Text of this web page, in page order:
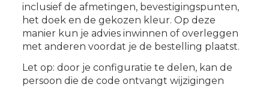
inclusief de afmetingen, bevestigingspunten,
het doek en de gekozen kleur. Op deze
manier kun je advies inwinnen of overleggen
met anderen voordat je de bestelling plaatst.
Let op: door je configuratie te delen, kan de
persoon die de code ontvangt wijzigingen